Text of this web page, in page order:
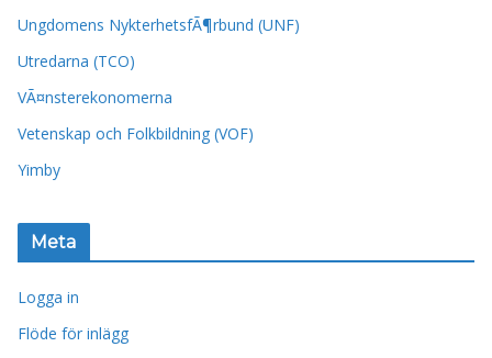
Ungdomens NykterhetsfÃ¶rbund (UNF)
Utredarna (TCO)
VÃ¤nsterekonomerna
Vetenskap och Folkbildning (VOF)
Yimby
Meta
Logga in
Flöde för inlägg